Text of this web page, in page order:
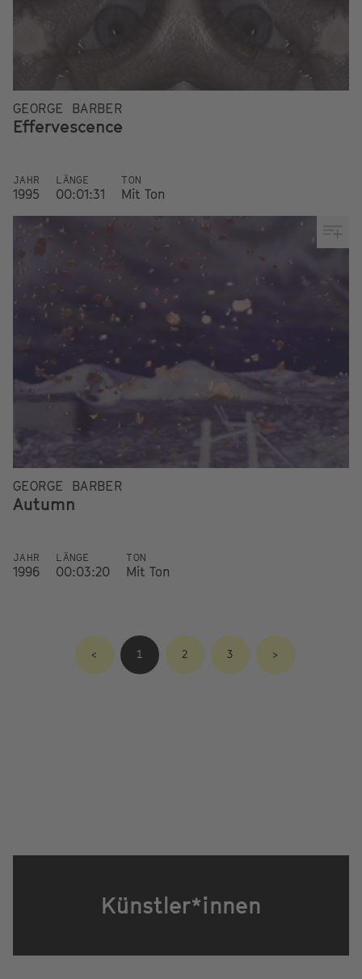
GEORGE BARBER
Effervescence
JAHR
1995
LÄNGE
00:01:31
TON
Mit Ton
GEORGE BARBER
Autumn
JAHR
1996
LÄNGE
00:03:20
TON
Mit Ton
< 1 2 3 >
Künstler*innen